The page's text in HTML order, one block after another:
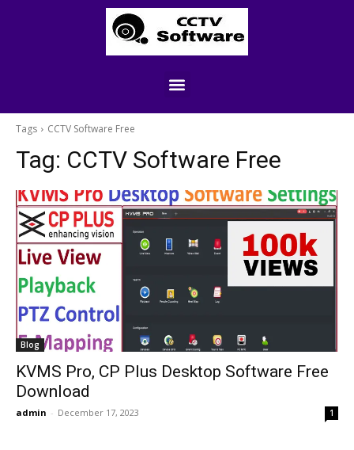
Tags CCTV Software Free
Tag: CCTV Software Free
Blog
KVMS Pro, CP Plus Desktop Software Free
Download
admin - December 17, 2023 1